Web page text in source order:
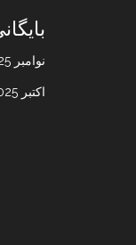
نوامبر 2025
اکتبر 2025